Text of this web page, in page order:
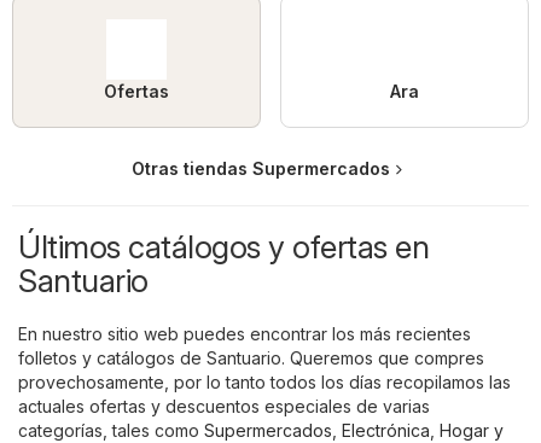
Ofertas Ara
Otras tiendas Supermercados
Últimos catálogos y ofertas en
Santuario
En nuestro sitio web puedes encontrar los más recientes
folletos y catálogos de Santuario. Queremos que compres
provechosamente, por lo tanto todos los días recopilamos las
actuales ofertas y descuentos especiales de varias
categorías, tales como Supermercados Electrónica Hogar y